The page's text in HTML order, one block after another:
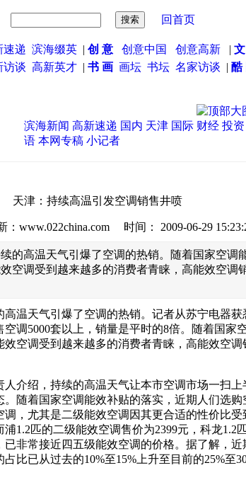
回首页
速递 滨海缀英 | 创 意 创意中国 创意高新 |
访谈 高新英才 | 书 画 画坛 书坛 名家访谈 | 酷
滨海新闻 高新速递 国内 天津 国际 财经 投资
语 本网专稿 小记者
天津：持续高温引发空调销售井喷
：www.022china.com 时间： 2009-06-29
的高温天气引爆了空调的热销。随着国家空调
空调受到越来越多的消费者青睐，高能效空调
天气引爆了空调的热销。记者从苏宁电器获
空调5000套以上，销量是平时的8倍。随着国家
效空调受到越来越多的消费者青睐，高能效空调
绍，持续的高温天气让本市空调市场一扫上
。随着国家空调能效补贴的落实，近期人们选购
调，尤其是二级能效空调因其更合适的性价比受
1.2匹的二级能效空调售价为2399元，科龙1.2
已非常接近四五级能效空调的价格。据了解，近
比已从过去的10%至15%上升至目前的25%至